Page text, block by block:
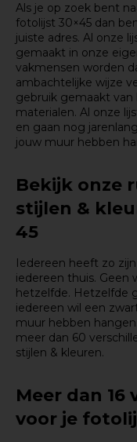
Als je op zoek bent
fotolijst 30×45 dan
juiste adres. Al onze
gemaakt in onze
vakmensen worden
ambachtelijke wijze
gebruik gemaakt
materialen. Al onze
en gaan nog
jouw muur hebben
Bekijk onze
stijlen &
45
Iedereen heeft zo
iedereen thuis. Geen
hetzelfde. Hetzelfde
iedereen wil een
muur hebben
meer dan 60
stijlen & kleuren.
Meer dan
voor je